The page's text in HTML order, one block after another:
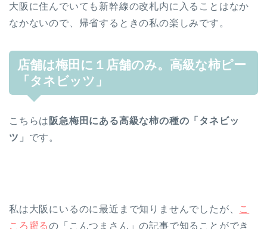
大阪に住んでいても新幹線の改札内に入ることはなか
なかないので、帰省するときの私の楽しみです。
店舗は梅田に１店舗のみ。高級な柿ピー
「タネビッツ」
こちらは 阪急梅田にある高級な柿の種の「タネビッ
ツ」 です。
私は大阪にいるのに最近まで知りませんでしたが、 こ
ころ躍るの「こんつまさん」の記事で知ることができ